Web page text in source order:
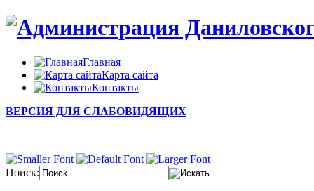
Главная
Карта сайта
Контакты
ВЕРСИЯ ДЛЯ СЛАБОВИДЯЩИХ
Поиск: